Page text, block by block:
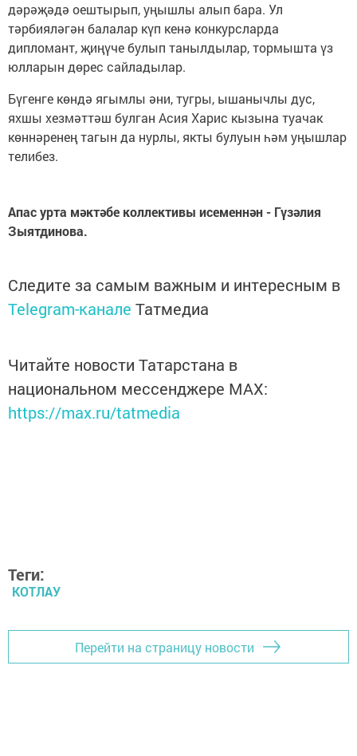
дәрәҗәдә оештырып, уңышлы алып бара. Ул
тәрбияләгән балалар күп кенә конкурсларда
дипломант, җиңүче булып танылдылар, тормышта үз
юлларын дөрес сайладылар.
Бүгенге көндә ягымлы әни, тугры, ышанычлы дус,
яхшы хезмәттәш булган Асия Харис кызына туачак
көннәренең тагын да нурлы, якты булуын һәм уңышлар
телибез.
Апас урта мәктәбе коллективы исеменнән - Гүзәлия
Зыятдинова.
Следите за самым важным и интересным в
Telegram-канале Татмедиа
Читайте новости Татарстана в
национальном мессенджере MАХ:
https://max.ru/tatmedia
Теги:
КОТЛАУ
Перейти на страницу новости